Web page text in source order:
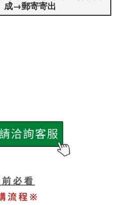
成→郵寄寄出